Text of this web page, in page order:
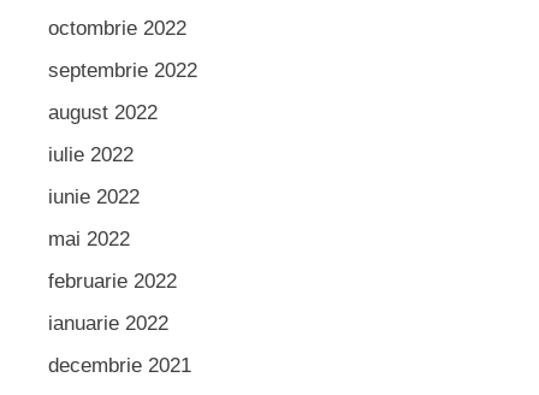
octombrie 2022
septembrie 2022
august 2022
iulie 2022
iunie 2022
mai 2022
februarie 2022
ianuarie 2022
decembrie 2021